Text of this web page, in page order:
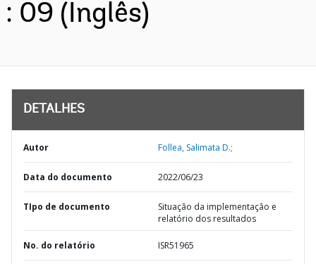
: 09 (Inglês)
DETALHES
Autor Follea, Salimata D.;
Data do documento 2022/06/23
TIpo de documento
Situação da implementação e
relatório dos resultados
No. do relatório ISR51965